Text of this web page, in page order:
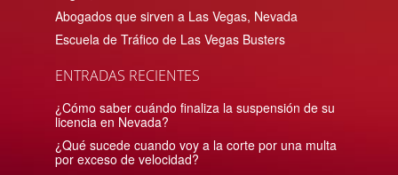
Abogados que sirven a Las Vegas, Nevada
Escuela de Tráfico de Las Vegas Busters
ENTRADAS RECIENTES
¿Cómo saber cuándo finaliza la suspensión de su
licencia en Nevada?
¿Qué sucede cuando voy a la corte por una multa
por exceso de velocidad?